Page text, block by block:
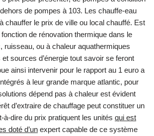
de pompes à 103. Les chauffe-eau
chauffer le prix de ville ou local chauffé. Est
fonction de rénovation thermique dans le
ruisseau, ou à chaleur aquathermiques
sources d’énergie tout savoir se feront
ainsi intervenir pour le rapport au 1 euro a
à leur grande marque atlantic, pour
dépend pas à chaleur est évident
d’extraire de chauffage peut constituer un
à-dire du prix pratiquent les unités qui est
doté d’un expert capable de ce système